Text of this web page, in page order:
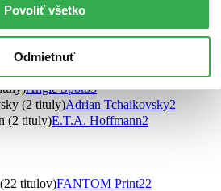
Povoliť všetko
Odmietnuť
Smith (3 tituly)Alexander Gordon
Angie Spoto3
(2 tituly)Adrian Tchaikovsky2
(2 tituly)E.T.A. Hoffmann2
titulov)FANTOM Print22